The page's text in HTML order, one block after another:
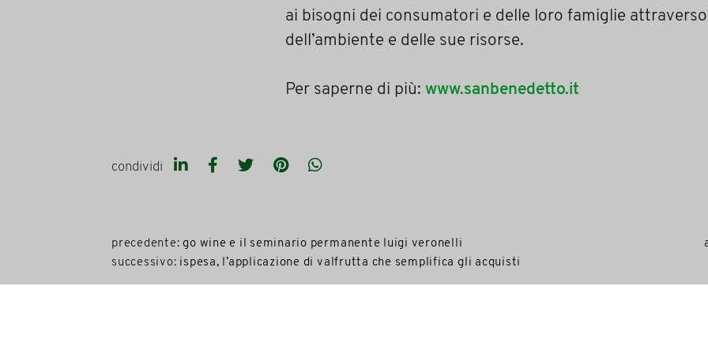
ai bisogni dei consumatori e delle loro famiglie
dell’ambiente e delle sue risorse.
Per saperne di più:www.sanbenedetto.it
condividi
precedente: go wine e il seminario permanente luigi veronelli
successivo: ispesa, l’applicazione di valfrutta che semplifica gli acquisti